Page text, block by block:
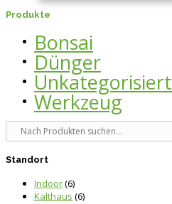
Produkte
Bonsai
Dünger
Unkategorisiert
Werkzeug
Standort
Indoor(6)
Kalthaus (6)